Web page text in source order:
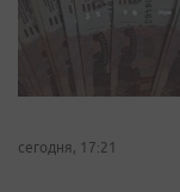
сегодня, 17:21